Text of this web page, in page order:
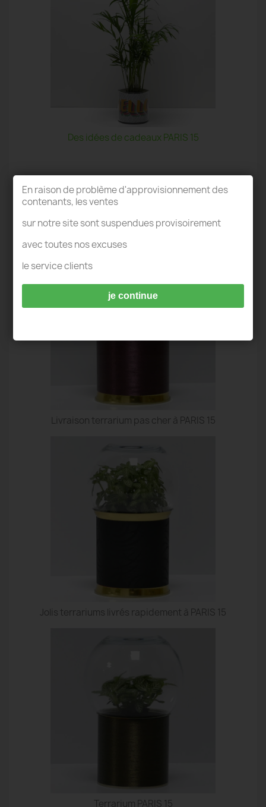
Des idées de cadeaux PARIS 15
Livraison terrarium pas cher à PARIS 15
Jolis terrariums livrés rapidement à PARIS 15
Terrarium PARIS 15
En raison de problème d'approvisionnement des
contenants, les ventes
sur notre site sont suspendues provisoirement
avec toutes nos excuses
le service clients
je continue